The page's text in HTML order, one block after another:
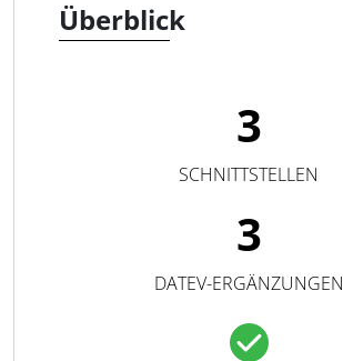
Überblick
3
SCHNITTSTELLEN
3
DATEV-ERGÄNZUNGEN